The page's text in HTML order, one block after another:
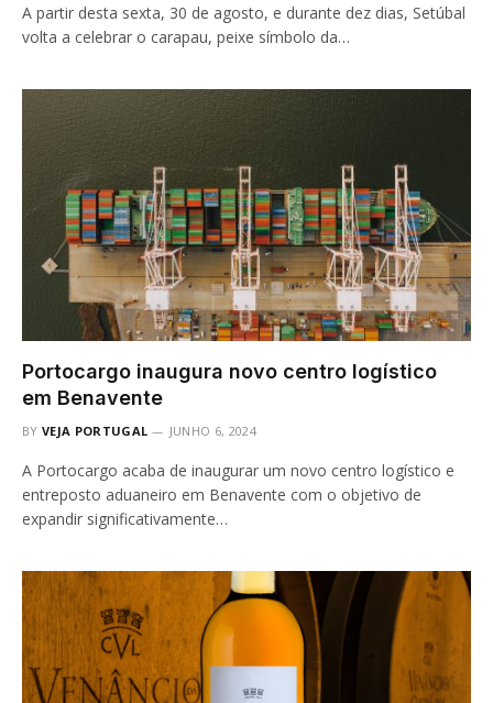
A partir desta sexta, 30 de agosto, e durante dez dias, Setúbal
volta a celebrar o carapau, peixe símbolo da…
Portocargo inaugura novo centro logístico
em Benavente
BY VEJA PORTUGAL JUNHO 6, 2024
A Portocargo acaba de inaugurar um novo centro logístico e
entreposto aduaneiro em Benavente com o objetivo de
expandir significativamente…